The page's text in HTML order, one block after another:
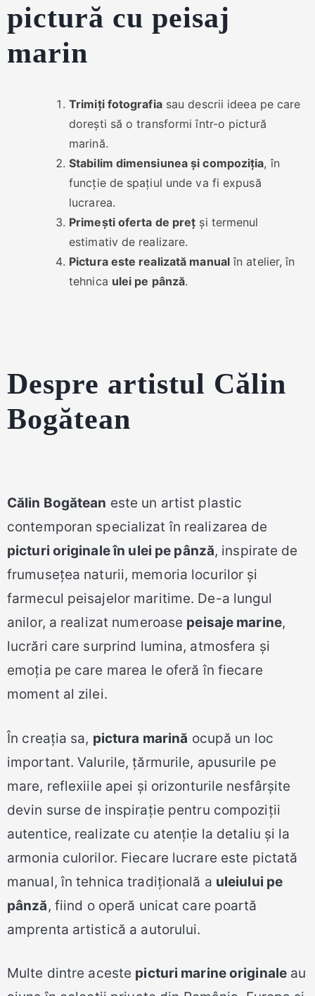
pictură cu peisaj
marin
Trimiți fotografiasau descrii ideea pe care
dorești să o transformi într-o pictură
marină.
Stabilim dimensiunea și compoziția, în
funcție de spațiul unde va fi expusă
lucrarea.
Primești oferta de preț și termenul
estimativ de realizare.
Pictura este realizată manualîn atelier, în
tehnica ulei pe pânză.
Despre artistul Călin
Bogătean
Călin Bogătean este un artist plastic
contemporan specializat în realizarea de
picturi originale în ulei pe pânză, inspirate de
frumusețea naturii, memoria locurilor și
farmecul peisajelor maritime. De-a lungul
anilor, a realizat numeroase peisaje marine,
lucrări care surprind lumina, atmosfera și
emoția pe care marea le oferă în fiecare
moment al zilei.
În creația sa, pictura marină ocupă un loc
important. Valurile, țărmurile, apusurile pe
mare, reflexiile apei și orizonturile nesfârșite
devin surse de inspirație pentru compoziții
autentice, realizate cu atenție la detaliu și la
armonia culorilor. Fiecare lucrare este pictată
manual, în tehnica tradițională a uleiului pe
pânză, fiind o operă unicat care poartă
amprenta artistică a autorului.
Multe dintre aceste picturi marine originaleau